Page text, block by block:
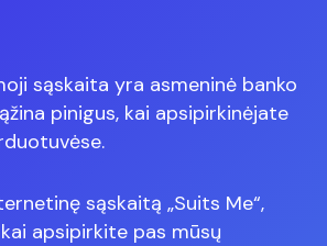
sąskaita yra asmeninė banko
pinigus, kai apsipirkinėjate
sąskaitą „Suits Me“,
apsipirkite pas mūsų